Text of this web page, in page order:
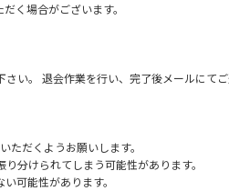
く場合がございます。
い。 退会作業を行い、完了後メールにてご
だくようお願いします。
分けられてしまう可能性があります。
可能性があります。